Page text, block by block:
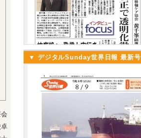
▼ デジタルSunday世界日報 最新号